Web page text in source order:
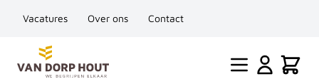
Vacatures Over ons Contact
Ga naar de inhoud
Cart